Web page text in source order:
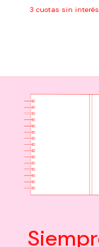
3 cuotas sin